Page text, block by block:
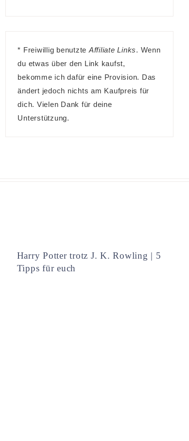
* Freiwillig benutzte Affiliate Links. Wenn
du etwas über den Link kaufst,
bekomme ich dafür eine Provision. Das
ändert jedoch nichts am Kaufpreis für
dich. Vielen Dank für deine
Unterstützung.
Harry Potter trotz J. K. Rowling | 5
Tipps für euch